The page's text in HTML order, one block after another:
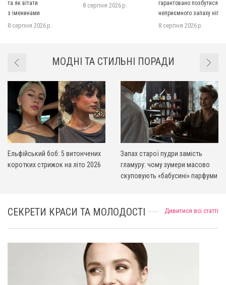
та як вітати
з іменинами
8 серпня 2026 р.
8 серпня 2026 р.
гарантовано позбутися
неприємного запаху ніг
8 серпня 2026 р.
МОДНІ ТА СТИЛЬНІ ПОРАДИ
Ельфійський боб: 5 витончених
коротких стрижок на літо 2026
Запах старої пудри замість
гламуру: чому зумери масово
скуповують «бабусині» парфуми
СЕКРЕТИ КРАСИ ТА МОЛОДОСТІ Дивитися всі статті